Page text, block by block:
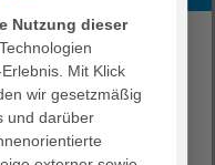
uns
Presse
Fachklinik 2022
Nutzung dieser
Mit Klick
wir gesetzmäßig
und darüber